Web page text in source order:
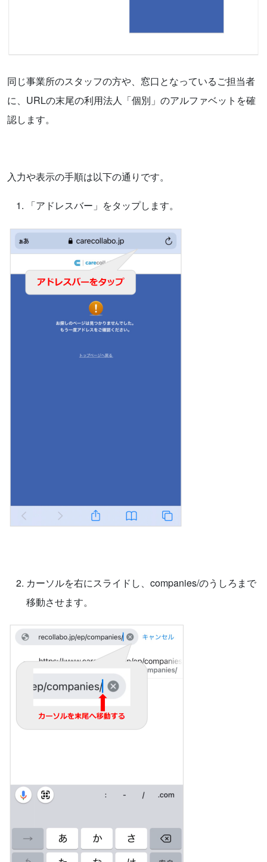
同じ事業所のスタッフの方や、窓口となっているご担当者
に、URLの末尾の利用法人「個別」のアルファベットを確
認します。
入力や表示の手順は以下の通りです。
「アドレスバー」をタップします。
カーソルを右にスライドし、companies/のうしろまで
移動させます。